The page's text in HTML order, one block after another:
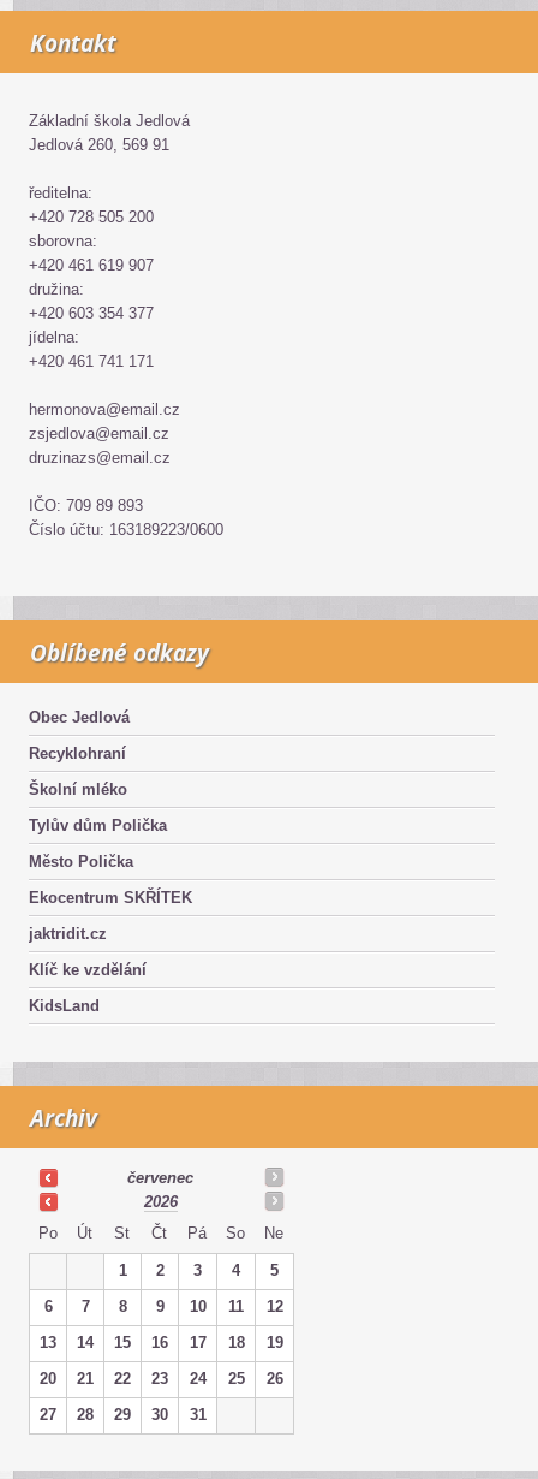
Kontakt
Základní škola Jedlová
Jedlová 260, 569 91
ředitelna:
+420 728 505 200
sborovna:
+420 461 619 907
družina:
+420 603 354 377
jídelna:
+420 461 741 171
hermonova@email.cz
zsjedlova@email.cz
druzinazs@email.cz
IČO: 709 89 893
Číslo účtu: 163189223/0600
Oblíbené odkazy
Obec Jedlová
Recyklohraní
Školní mléko
Tylův dům Polička
Město Polička
Ekocentrum SKŘÍTEK
jaktridit.cz
Klíč ke vzdělání
KidsLand
Archiv
červenec
2026
Po
Út St Čt Pá So Ne
1 2 3 4
5
6
7 8 9 10 11
12
13
14 15 16 17 18
19
20
21 22 23 24 25
26
27
28 29 30 31